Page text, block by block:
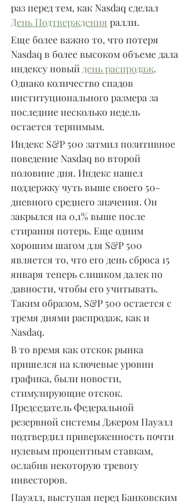
раз перед тем, как Nasdaq сделал
День Подтверждения ралли.
Еще более важно то, что потеря
Nasdaq в более высоком объеме дала
индексу новый день распродаж.
Однако количество спадов
институционального размера за
последние несколько недель
остается терпимым.
Индекс S&P 500 затмил позитивное
поведение Nasdaq во второй
половине дня. Индекс нашел
поддержку чуть выше своего 50-
дневного среднего значения. Он
закрылся на 0,1% выше после
стирания потерь. Еще одним
хорошим шагом для S&P 500
является то, что его день сброса 15
января теперь слишком далек по
давности, чтобы его учитывать.
Таким образом, S&P 500 остается с
тремя днями распродаж, как и
Nasdaq.
В то время как отскок рынка
пришелся на ключевые уровни
графика, были новости,
стимулирующие отскок.
Председатель Федеральной
резервной системы Джером Пауэлл
подтвердил приверженность почти
нулевым процентным ставкам,
ослабив некоторую тревогу
инвесторов.
Пауэлл, выступая перед Банковским